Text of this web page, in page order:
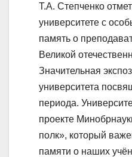
Т.А. Степченко
университете с
память о
Великой
Значительная
университета
периода.
проекте
полк», который
памяти о наших